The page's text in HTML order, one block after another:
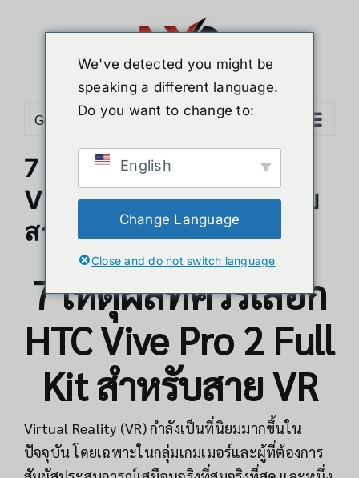
Go to...
7 เหตุผลที่ควรเลือก HTC
Vive Pro 2 Full Kit สำหรับ
สาย VR
7 เหตุผลที่ควรเลือก
HTC Vive Pro 2 Full
Kit สำหรับสาย VR
Virtual Reality (VR) กำลังเป็นที่นิยมมากขึ้นใน
ปัจจุบัน โดยเฉพาะในกลุ่มเกมเมอร์และผู้ที่ต้องการ
We've detected you might be
speaking a different language.
Do you want to change to:
English
Change Language
Close and do not switch language